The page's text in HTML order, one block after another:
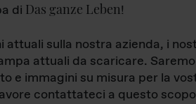
di Das ganze Leben!
sulla nostra azienda, i
attuali da scaricare.
e immagini su misura per la
contattateci a questo